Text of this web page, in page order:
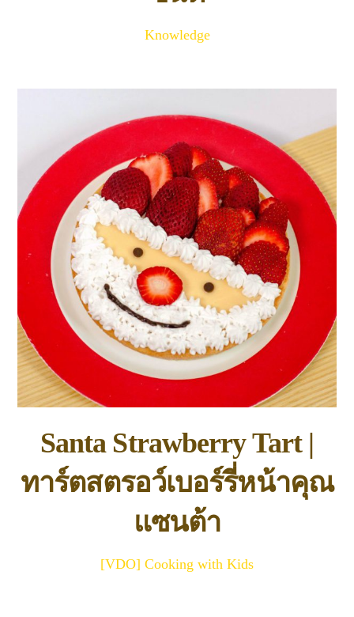
Knowledge
Santa Strawberry Tart |
ทาร์ตสตรอว์เบอร์รี่หน้าคุณ
แซนต้า
[VDO] Cooking with Kids